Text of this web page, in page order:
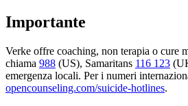
Importante
Verke offre coaching, non terapia o cure
chiama 988 (US), Samaritans 116 123
emergenza locali. Per i numeri
opencounseling.com/suicide-hotlines.